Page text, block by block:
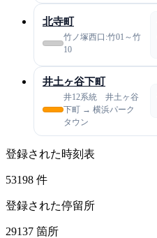
北寺町
竹ノ塚西口:竹01～竹
10
井土ヶ谷下町
井12系統 井土ヶ谷
下町 → 横浜パーク
タウン
登録された時刻表
53198 件
登録された停留所
29137 箇所